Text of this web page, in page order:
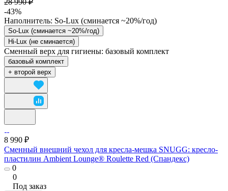
-43%
Наполнитель: So-Lux (cминается ~20%/год)
So-Lux (cминается ~20%/год)
Hi-Lux (не сминается)
Сменный верх для гигиены: базовый комплект
базовый комплект
+ второй верх
8 990 ₽
Сменный внешний чехол для кресла-мешка SNUGG: кресло-
пластилин Ambient Lounge® Roulette Red (Спандекс)
0
0
Под заказ